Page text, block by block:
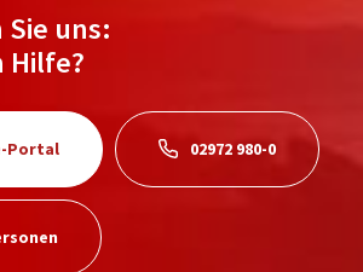
uns:
Hilfe?
Portal 02972 980-0